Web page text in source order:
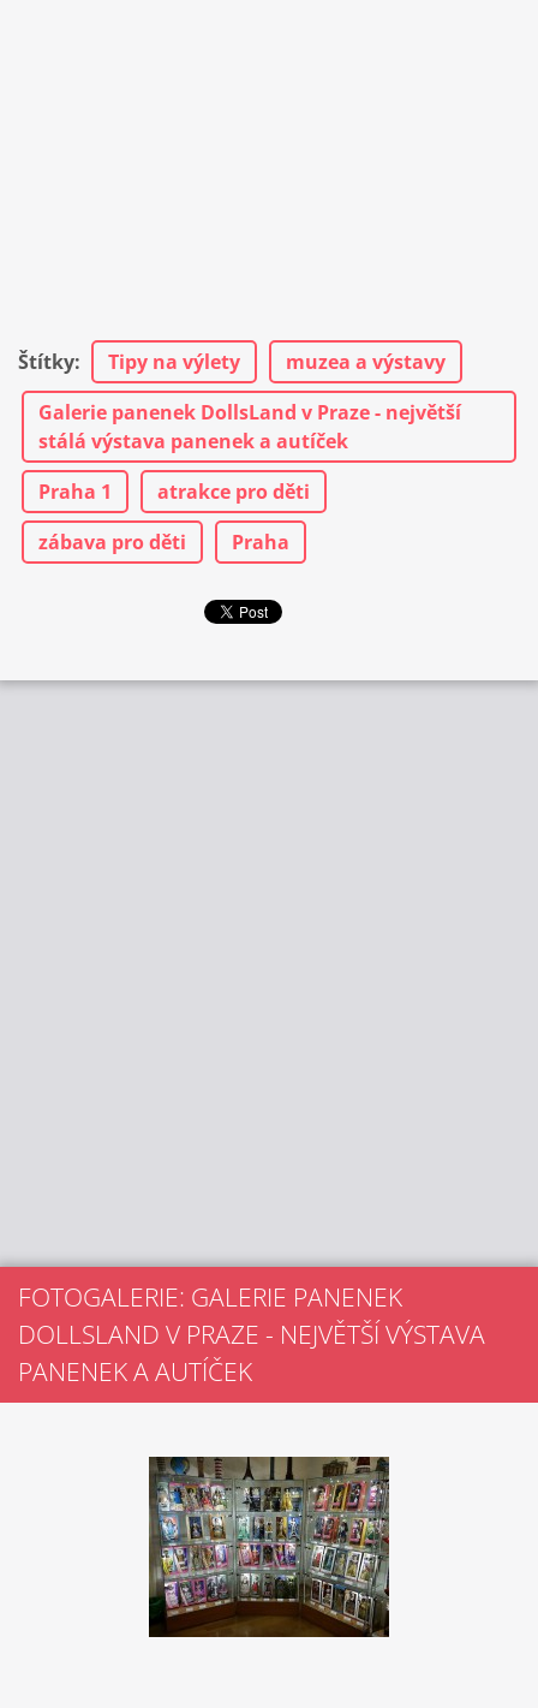
Štítky: Tipy na výlety
muzea a výstavy
Galerie panenek DollsLand v Praze - největší
stálá výstava panenek a autíček
Praha 1
atrakce pro děti
zábava pro děti
Praha
FOTOGALERIE: GALERIE PANENEK
DOLLSLAND V PRAZE - NEJVĚTŠÍ VÝSTAVA
PANENEK A AUTÍČEK